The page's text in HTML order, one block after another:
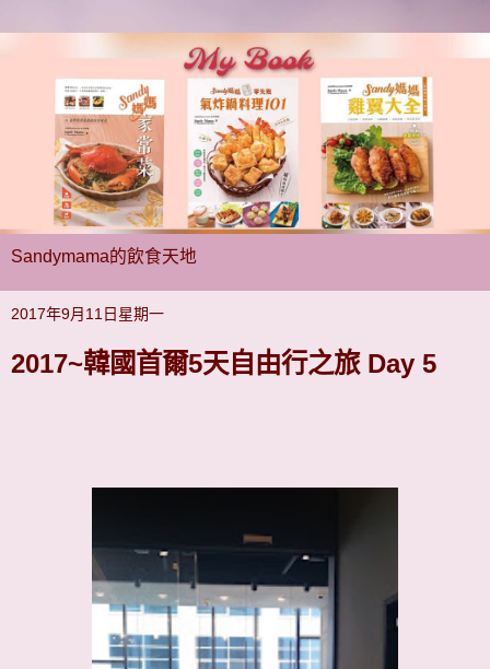
Sandymama的飲食天地
2017年9月11日星期一
2017~韓國首爾5天自由行之旅 Day 5